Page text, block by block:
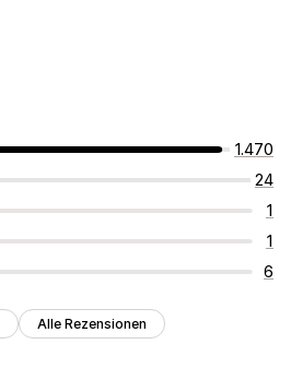
1.470
24
1
1
6
Alle Rezensionen